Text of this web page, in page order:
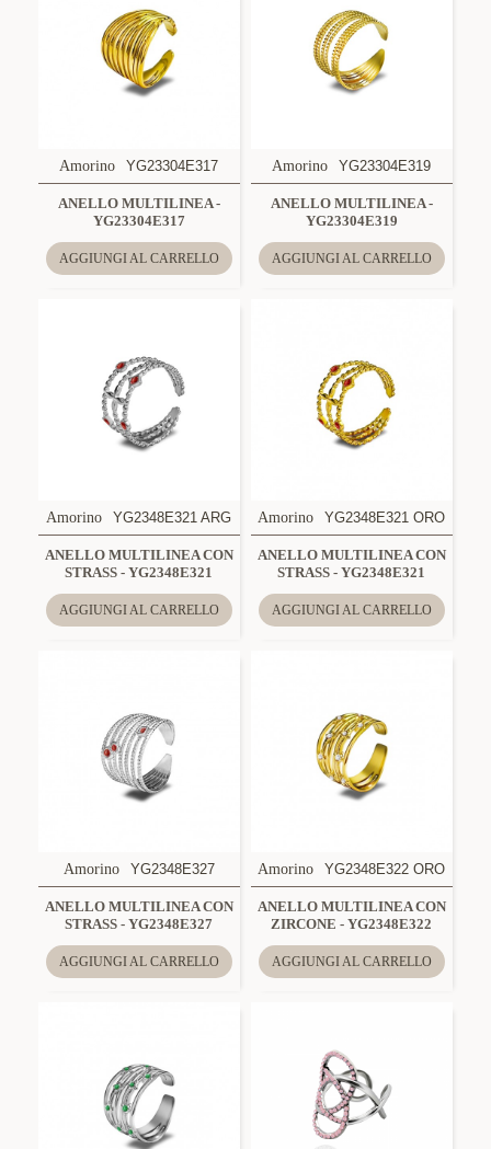
Amorino YG23304E317
ANELLO MULTILINEA -
YG23304E317
AGGIUNGI AL CARRELLO
Amorino YG23304E319
ANELLO MULTILINEA -
YG23304E319
AGGIUNGI AL CARRELLO
Amorino YG2348E321 ARG
ANELLO MULTILINEA CON
STRASS - YG2348E321
AGGIUNGI AL CARRELLO
Amorino YG2348E321 ORO
ANELLO MULTILINEA CON
STRASS - YG2348E321
AGGIUNGI AL CARRELLO
Amorino YG2348E327
ANELLO MULTILINEA CON
STRASS - YG2348E327
AGGIUNGI AL CARRELLO
Amorino YG2348E322 ORO
ANELLO MULTILINEA CON
ZIRCONE - YG2348E322
AGGIUNGI AL CARRELLO